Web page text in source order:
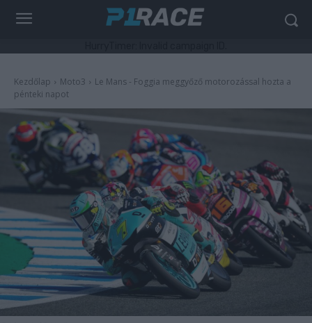
Kezdőlap Moto3
Le Mans - Foggia meggyőző motorozással hozta a
pénteki napot